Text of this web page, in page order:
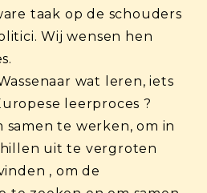
taak op de schouders
Wij wensen hen
wat leren, iets
leerproces ?
samen te werken, om in
uit te vergroten
, om de